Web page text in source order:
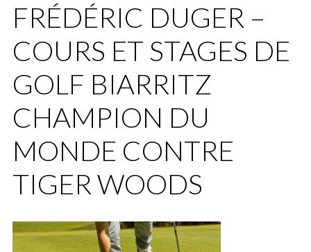
FRÉDÉRIC DUGER –
COURS ET STAGES DE
GOLF BIARRITZ
CHAMPION DU
MONDE CONTRE
TIGER WOODS